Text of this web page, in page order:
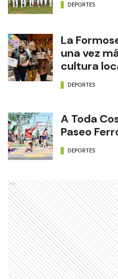
DEPORTES
La
una vez
cultura
DEPORTES
A Toda
Paseo
DEPORTES
Ads